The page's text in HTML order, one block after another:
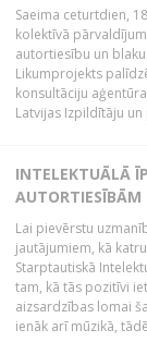
Saeima ceturtdien,
kolektīvā
autortiesību un
Likumprojekts
konsultāciju
Latvijas Izpildītāju
INTELEKTUĀLĀ
Lai pievērstu
jautājumiem, kā
Starptautiskā
tam, kā tās pozitīvi
aizsardzības lomai
ienāk arī mūzikā,